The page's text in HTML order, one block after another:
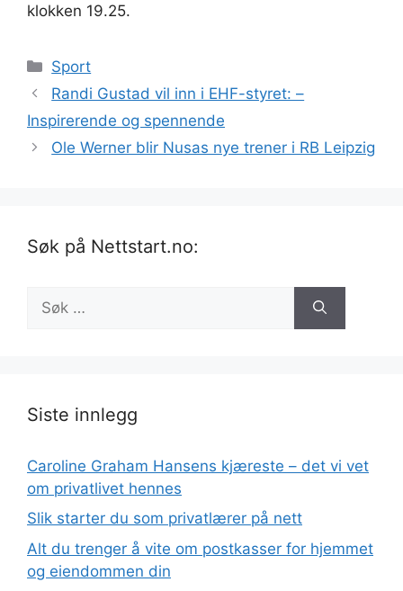
klokken 19.25.
Kategorier
Sport
Randi Gustad vil inn i EHF-styret: –
Inspirerende og spennende
Ole Werner blir Nusas nye trener i RB Leipzig
Søk på Nettstart.no:
etter:
Siste innlegg
Caroline Graham Hansens kjæreste – det vi vet
om privatlivet hennes
Slik starter du som privatlærer på nett
Alt du trenger å vite om postkasser for hjemmet
og eiendommen din